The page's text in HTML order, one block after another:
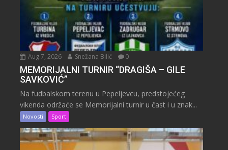
Aug 7, 2026 Snežana Bilić 0
MEMORIJALNI TURNIR “DRAGIŠA – GILE
SAVKOVIĆ”
Na fudbalskom terenu u Pepeljevcu, predstojećeg
vikenda održaće se Memorijalni turnir u čast i u znak...
Novosti Sport